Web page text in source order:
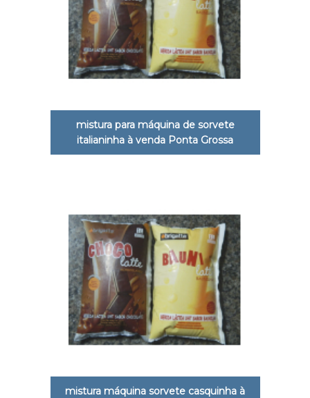
mistura para máquina de sorvete
italianinha à venda Ponta Grossa
mistura máquina sorvete casquinha à